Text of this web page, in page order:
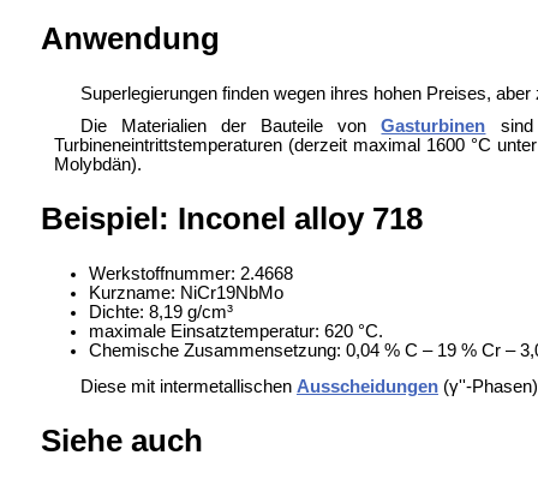
Anwendung
Superlegierungen finden wegen ihres hohen Preises,
Die Materialien der Bauteile vonGasturbinen
Turbineneintrittstemperaturen (derzeit maximal 1600 °C
Molybdän).
Beispiel: Inconel alloy 718
Werkstoffnummer: 2.4668
Kurzname: NiCr19NbMo
Dichte: 8,19 g/cm³
maximale Einsatztemperatur: 620 °C.
Chemische Zusammensetzung: 0,04 % C – 19 % Cr –
Diese mit intermetallischen Ausscheidungen(γ''-Phasen)
Siehe auch